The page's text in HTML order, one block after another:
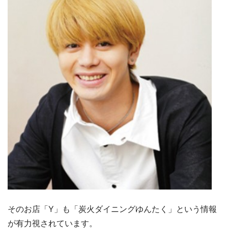
そのお店「Y」も「炭火ダイニングゆんたく」という情報
が有力視されています。